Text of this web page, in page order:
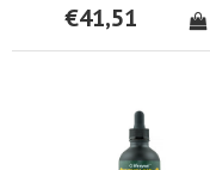
€41,51